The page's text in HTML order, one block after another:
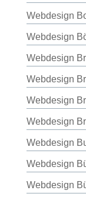
Webdesign
Webdesign
Webdesign
Webdesign
Webdesign
Webdesign
Webdesign
Webdesign
Webdesign